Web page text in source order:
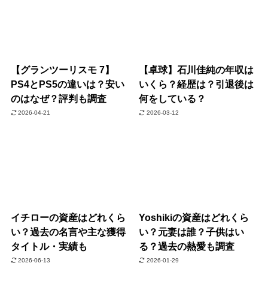
【グランツーリスモ 7】
PS4とPS5の違いは？安い
のはなぜ？評判も調査
2026-04-21
【卓球】石川佳純の年収は
いくら？経歴は？引退後は
何をしている？
2026-03-12
イチローの資産はどれくら
い？過去の名言や主な獲得
タイトル・実績も
2026-06-13
Yoshikiの資産はどれくら
い？元妻は誰？子供はい
る？過去の熱愛も調査
2026-01-29